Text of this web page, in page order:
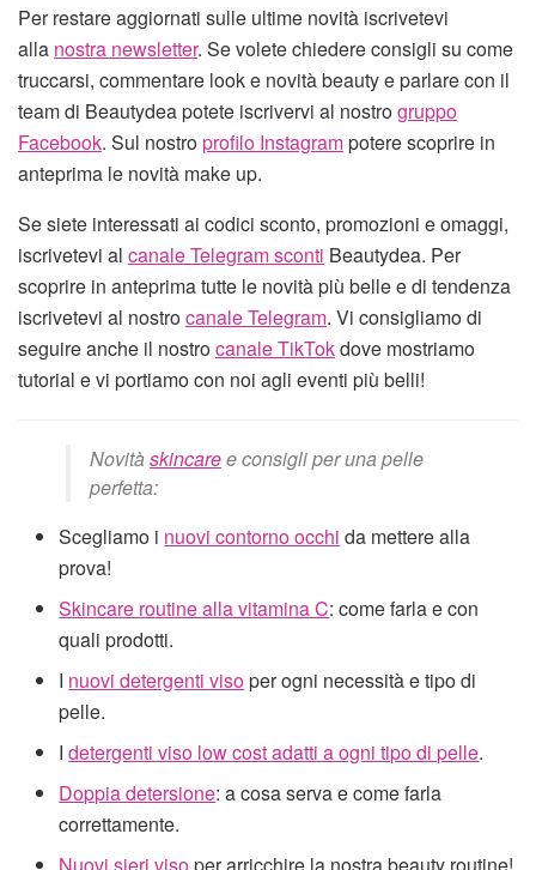
Per restare aggiornati sulle ultime novità iscrivetevi
alla nostra newsletter. Se volete chiedere consigli su come
truccarsi, commentare look e novità beauty e parlare con il
team di Beautydea potete iscrivervi al nostrogruppo
Facebook. Sul nostroprofilo Instagrampotere scoprire in
anteprima le novità make up.
Se siete interessati ai codici sconto, promozioni e omaggi,
iscrivetevi al canale Telegram sconti Beautydea. Per
scoprire in anteprima tutte le novità più belle e di tendenza
iscrivetevi al nostrocanale Telegram. Vi consigliamo di
seguire anche il nostrocanale TikTokdove mostriamo
tutorial e vi portiamo con noi agli eventi più belli!
Novitàskincaree consigli per una pelle
perfetta:
Scegliamo i nuovi contorno occhi da mettere alla
prova!
Skincare routine alla vitamina C: come farla e con
quali prodotti.
I nuovi detergenti visoper ogni necessità e tipo di
pelle.
Idetergenti viso low cost adatti a ogni tipo di pelle.
Doppia detersione: a cosa serva e come farla
correttamente.